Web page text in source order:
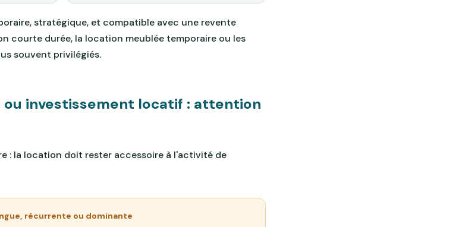
stratégique, et compatible avec une revente
courte durée, la location meublée temporaire ou les
souvent privilégiés.
ou investissement locatif : attention
: la location doit rester accessoire à l'activité de
récurrente ou dominante